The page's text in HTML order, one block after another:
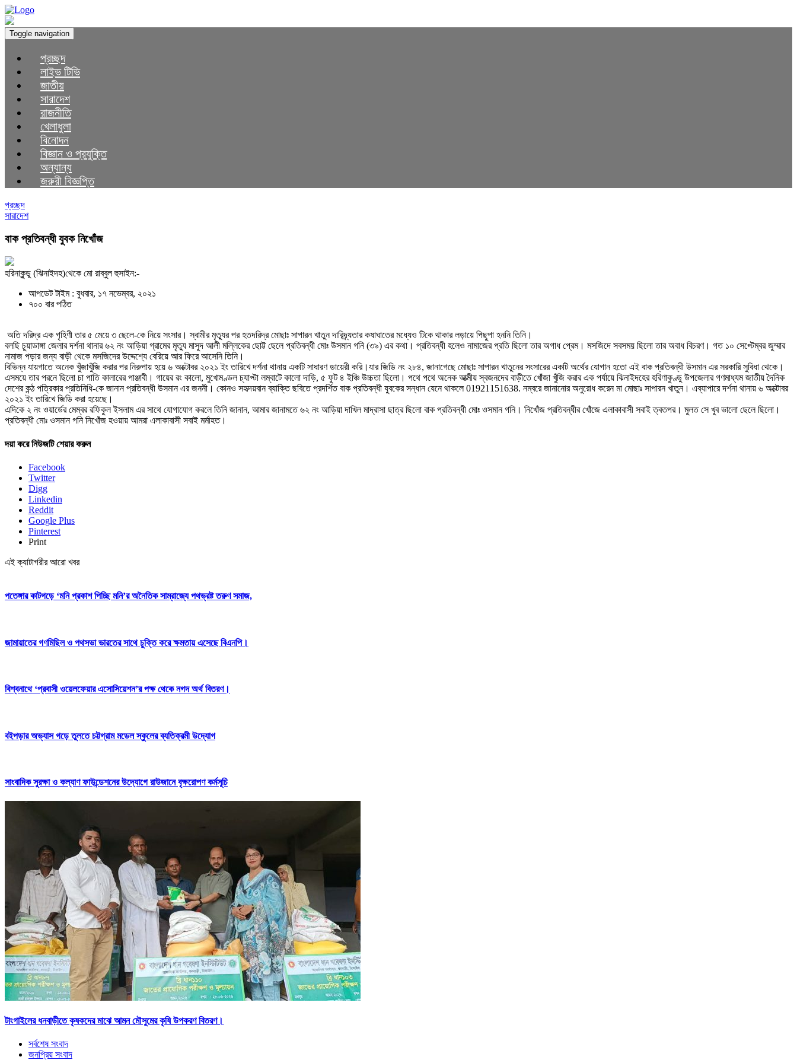
Toggle navigation
প্রচ্ছদ
লাইভ টিভি
জাতীয়
সারাদেশ
রাজনীতি
খেলাধুলা
বিনোদন
বিজ্ঞান ও প্রযুক্তি
অন্যান্য
জরুরী বিজ্ঞপ্তি
প্রচ্ছদ
সারাদেশ
বাক প্রতিবন্ধী যুবক নিখোঁজ
হরিনাকুন্ডু (ঝিনাইদহ)থেকে মো রাব্বুল হুসাইন:-
আপডেট টাইম : বুধবার, ১৭ নভেম্বর, ২০২১
৭০০ বার পঠিত
অতি দরিদ্র এক গৃহিণী তার ৫ মেয়ে ৩ ছেলে-কে নিয়ে সংসার। স্বামীর মৃত্যুর পর হতদরিদ্র মোছাঃ সাপারন খাতুন দারিদ্র্যতার কষাঘাতের মধ্যেও টিকে থাকার লড়ায়ে পিছুপা হননি তিনি।
বলছি চুয়াডাঙ্গা জেলার দর্শনা থানার ৬২ নং আড়িয়া গ্রামের মৃত্যু মাসুদ আলী মল্লিকের ছোট্ট ছেলে প্রতিবন্ধী মোঃ উসমান গনি (৩৯) এর কথা। প্রতিবন্ধী হলেও নামাজের প্রতি ছিলো তার অগাধ প্রেম। মসজিদে সবসময় ছিলো তার অবাধ বিচরণ। গত ১০ সেপ্টেম্বর জুম্মার
নামাজ পড়ার জন্য বাড়ী থেকে মসজিদের উদ্দেশ্যে বেরিয়ে আর ফিরে আসেনি তিনি।
বিভিন্ন যায়গাতে অনেক খুঁজাখুঁজি করার পর নিরুপায় হয়ে ৬ অক্টোবর ২০২১ ইং তারিখে দর্শনা থানায় একটি সাধারণ ডায়েরী করি।যার জিডি নং ২৮৪, জানাগেছে মোছাঃ সাপারন খাতুনের সংসারের একটি অর্থের যোগান হতো এই বাক প্রতিবন্ধী উসমান এর সরকারি সুবিধা থেকে।
এসময়ে তার পরনে ছিলো চা পাতি কালারের পাঞ্জাবী। গায়ের রং কালো, মুখোমণ্ডল চ্যাপ্টা লম্বাটে কালো দাড়ি, ৫ ফুট ৪ ইঞ্চি উচ্চতা ছিলো। পথে পথে অনেক আত্মীয় স্বজনদের বাড়ীতে খোঁজা খুঁজি করার এক পর্যায়ে ঝিনাইদহের হরিণাকুণ্ডু উপজেলার গণমাধ্যম জাতীয় দৈনিক
দেশের কন্ঠ পত্রিকার প্রতিনিধি-কে জানান প্রতিবন্ধী উসমান এর জননী। কোনও সহৃদয়বান ব্যাক্তি ছবিতে প্রদর্শিত বাক প্রতিবন্ধী যুবকের সন্ধান যেনে থাকলে 01921151638. নম্বরে জানানোর অনুরোধ করেন মা মোছাঃ সাপারন খাতুন। এব্যাপারে দর্শনা থানায় ৬ অক্টোবর
২০২১ ইং তারিখে জিডি করা হয়েছে।
এদিকে ২ নং ওয়ার্ডের মেম্বর রফিকুল ইসলাম এর সাথে যোগাযোগ করলে তিনি জানান, আমার জানামতে ৬২ নং আড়িয়া দাখিল মাদ্রাসা ছাত্র ছিলো বাক প্রতিবন্ধী মোঃ ওসমান গনি। নিখোঁজ প্রতিবন্ধীর খোঁজে এলাকাবাসী সবাই ত্বতপর। মুলত সে খুব ভালো ছেলে ছিলো।
প্রতিবন্ধী মোঃ ওসমান গনি নিখোঁজ হওয়ায় আমরা এলাকাবাসী সবাই মর্মাহত।
দয়া করে নিউজটি শেয়ার করুন
Facebook
Twitter
Digg
Linkedin
Reddit
Google Plus
Pinterest
Print
এই ক্যাটাগরীর আরো খবর
পতেঙ্গার কাটগড়ে ‘মনি প্রকাশ পিচ্ছি মনি’র অনৈতিক সাম্রাজ্যে পথভ্রষ্ট তরুণ সমাজ,
জামায়াতের গণমিছিল ও পথসভা ভারতের সাথে চুক্তি করে ক্ষমতায় এসেছে বিএনপি।
বিশ্বনাথে ‘প্রবাসী ওয়েলফেয়ার এসোসিয়েশন’র পক্ষ থেকে নগদ অর্থ বিতরণ।
বইপড়ার অভ্যাস গড়ে তুলতে চট্টগ্রাম মডেল স্কুলের ব্যতিক্রমী উদ্যোগ
সাংবাদিক সুরক্ষা ও কল্যাণ ফাউন্ডেশনের উদ্যোগে রাউজানে বৃক্ষরোপণ কর্মসূচি
টাংগাইলের ধনবাড়ীতে কৃষকদের মাঝে আমন মৌসুমের কৃষি উপকরণ বিতরণ।
সর্বশেষ সংবাদ
জনপ্রিয় সংবাদ